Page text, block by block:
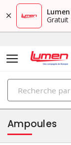
Lumen
Gratuit
éclairage
Ampoules